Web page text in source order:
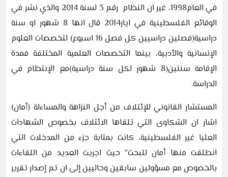
في العام1998، غير ان النظام رقم 3 لسنة 2014 والذي نشر في
الوقائع الفلسطينية في ايار2014 قال انها 8 شهور او سنة
دراسية(فصلين دراسيين كل فصل 16 اسبوع) لتخصصات العلوم
الإنسانية والأدبية، بينما التخصصات العلمية المختلفة فمدة
الإقامة سنتين(8 شهور لكل سنة دراسية)مع الإنتظام في
الدراسة.
المستشار القانوني للإئتلاف من أجل النزاهة والمساءلة (أمان)
اشار ان الشكاوى التي تلقاها الائتلاف بخصوص الشهادات
العليا غير الفلسطينية، كانت بمثابة جزء من المدخلات التي
انطلقت منها أمان للبحث" حيث اجريت العديد من اللقاءات
بالخصوص مع مسؤولين سابقين وحاليين إلى ان تم إصدار تقرير